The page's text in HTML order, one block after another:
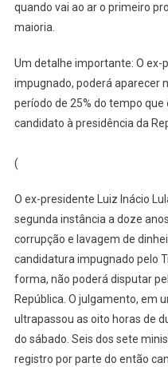
quando vai ao ar o primeiro
maioria.
Um detalhe importante: O ex-
impugnado, poderá aparecer
período de 25% do tempo
candidato à presidência da
(
O ex-presidente Luiz Inácio
segunda instância a doze
corrupção e lavagem de
candidatura impugnado pelo
forma, não poderá disputar
República. O julgamento, em
ultrapassou as oito horas de
do sábado. Seis dos sete
registro por parte do então